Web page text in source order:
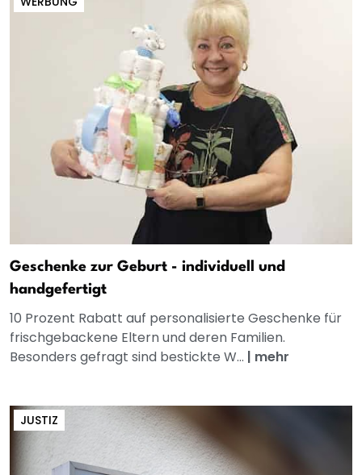
Geschenke zur Geburt - individuell und
handgefertigt
10 Prozent Rabatt auf personalisierte Geschenke für
frischgebackene Eltern und deren Familien.
Besonders gefragt sind bestickte W... | mehr
JUSTIZ